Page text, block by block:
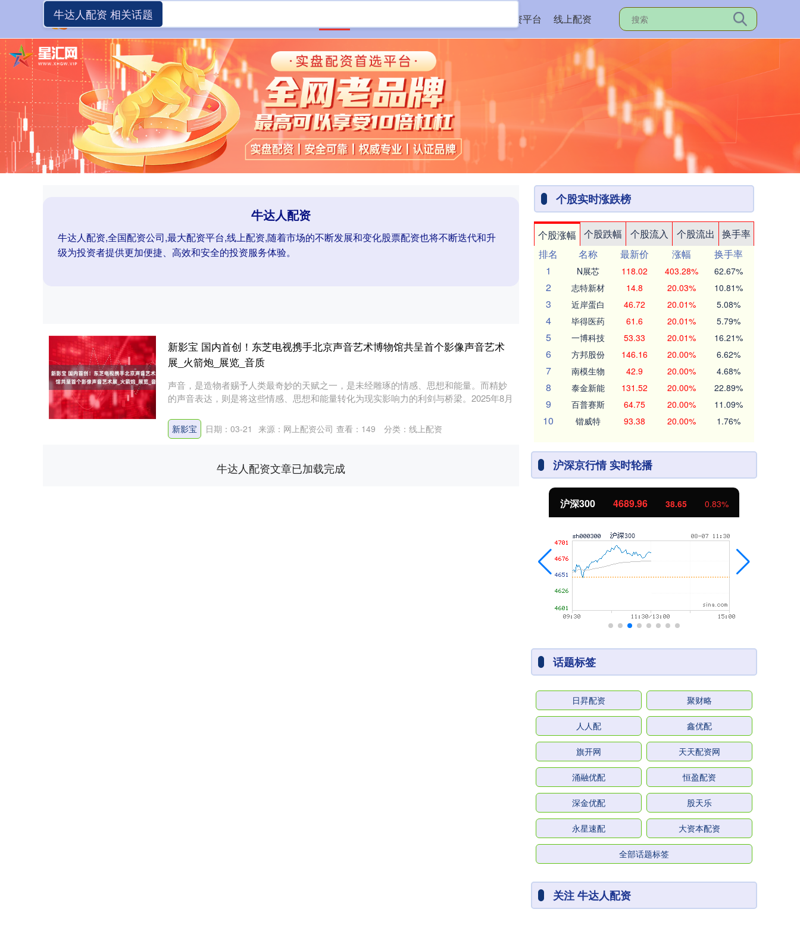
最大配资平台 线上配资
牛达人配资
牛达人配资,全国配资公司,最大配资平台,线上配资,随着市场的不断发展和变化股票配资也将不断迭代和升
级为投资者提供更加便捷、高效和安全的投资服务体验。
牛达人配资 相关话题
新影宝 国内首创！东芝电视携手北京声音艺术博物馆共呈首个影像声音艺术
展_火箭炮_展览_音质
声音，是造物者赐予人类最奇妙的天赋之一，是未经雕琢的情感、思想和能量。而精妙
的声音表达，则是将这些情感、思想和能量转化为现实影响力的利剑与桥梁。2025年8月
新影宝 日期：03-21 来源：网上配资公司 查看： 149 分类： 线上配资
牛达人配资文章已加载完成
个股实时涨跌榜
个股涨幅 个股跌幅 个股流入 个股流出
换手率
排名
名称 最新价 涨幅
换手率
1
N展芯 118.02 403.28% 62.67%
2 志特新材 14.8 20.03% 10.81%
3 近岸蛋白 46.72 20.01% 5.08%
4 毕得医药 61.6 20.01% 5.79%
5 一博科技 53.33 20.01% 16.21%
6 方邦股份 146.16 20.00% 6.62%
7 南模生物 42.9 20.00% 4.68%
8 泰金新能 131.52 20.00% 22.89%
9 百普赛斯 64.75 20.00% 11.09%
10 锴威特 93.38 20.00% 1.76%
沪深京行情 实时轮播
沪深300 4689.96 38.65 0.83%
话题标签
日昇配资 聚财略
人人配 鑫优配
旗开网 天天配资网
涌融优配 恒盈配资
深金优配 股天乐
永星速配 大资本配资
全部话题标签
关注 牛达人配资